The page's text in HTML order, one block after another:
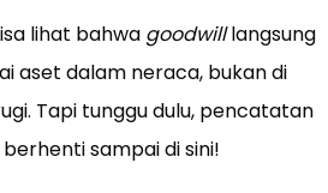
lihat bahwa goodwilllangsung
aset dalam neraca, bukan di
Tapi tunggu dulu, pencatatan
sampai di sini!